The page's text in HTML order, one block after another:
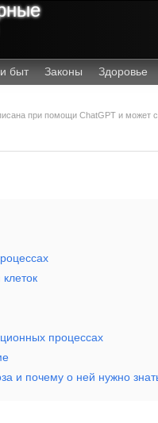
быт Законы Здоровье
при помощи ChatGPT и может
процессах
и почему о ней нужно